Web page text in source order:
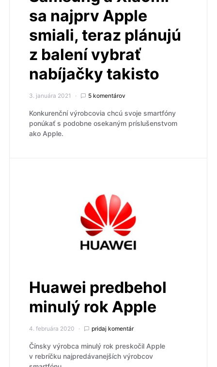
sa najprv Apple
smiali, teraz plánujú
z balení vybrať
nabíjačky takisto
3. januára 2021 5 komentárov
Konkurenční výrobcovia chcú svoje smartfóny
ponúkať s podobne osekaným príslušenstvom
ako Apple.
Huawei predbehol
minulý rok Apple
4. februára 2020 pridaj komentár
Čínsky výrobca minulý rok preskočil Apple
v rebríčku najpredávanejších výrobcov